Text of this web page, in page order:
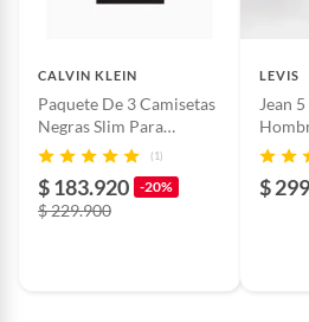
CALVIN KLEIN
Paquete De 3 Camisetas
Negras Slim Para
Hombre
(1)
$ 183.920 -20%
$ 229.900
LEVIS
Jean
Largo
$